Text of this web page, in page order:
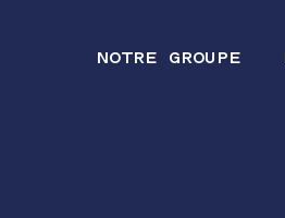
NOTRE GROUPE